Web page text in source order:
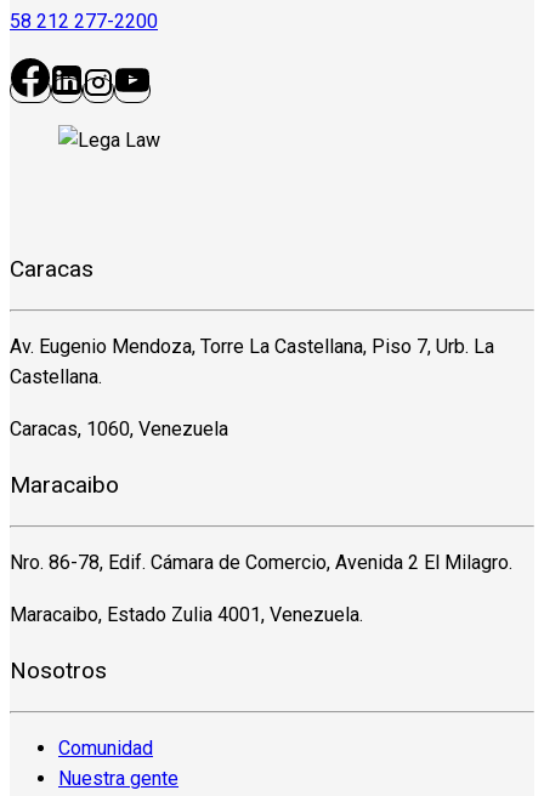
58 212 277-2200
Caracas
Av. Eugenio Mendoza, Torre La Castellana, Piso 7, Urb. La
Castellana.
Caracas, 1060, Venezuela
Maracaibo
Nro. 86-78, Edif. Cámara de Comercio, Avenida 2 El Milagro.
Maracaibo, Estado Zulia 4001, Venezuela.
Nosotros
Comunidad
Nuestra gente